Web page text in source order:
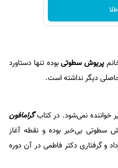
پریوش سطوتیبوده تنها دستاورد
دیگر نداشته است.
خواننده نمی‌شود. در کتابگرامافون
سطوتی بی‌خبر بوده و نقطه آغاز
مرداد سال 1388 پس از نگارش مطلبی در روزنامه به مناسبت کودتای 28 مرداد و گرفتاری دکتر فاطمی در آن دوره